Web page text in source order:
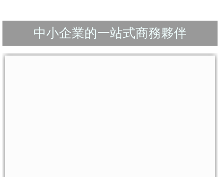
公司秘書指南
時租會議室
中小企業的一站式商務夥伴